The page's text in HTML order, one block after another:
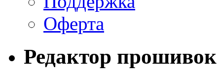
Оферта
Редактор прошивок